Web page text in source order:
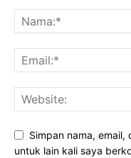
Simpan nama,
untuk lain kali saya